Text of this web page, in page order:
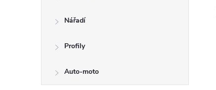
Nářadí
Profily
Auto-moto